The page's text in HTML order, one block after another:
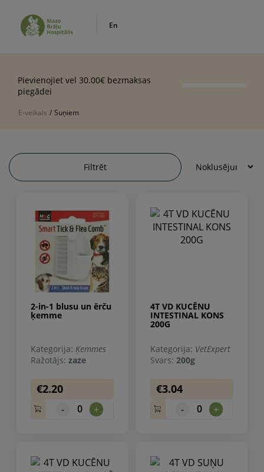
En
Pievienojiet vel 30.00€ bezmaksas
piegādei
E-veikals / Suņiem
Filtrēt
2-in-1 blusu un ērču
ķemme
Kategorija: Ķemmes
Ražotājs: zaze
€2.20
- 0 +
4T VD KUCĒNU
INTESTINAL KONS
200G
Kategorija: VetExpert
Svars: 200g
€3.04
- 0 +